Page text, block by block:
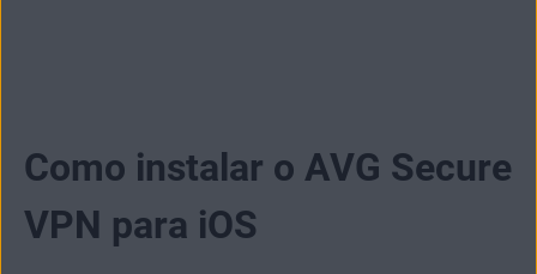
Como instalar o AVG Secure
VPN para iOS